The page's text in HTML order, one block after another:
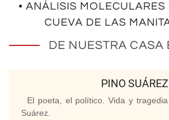
• ANÁLISIS
CUEVA DE LAS
DE NUESTRA CASA
PINO SUÁREZ
El poeta, el político. Vida y
Suárez.